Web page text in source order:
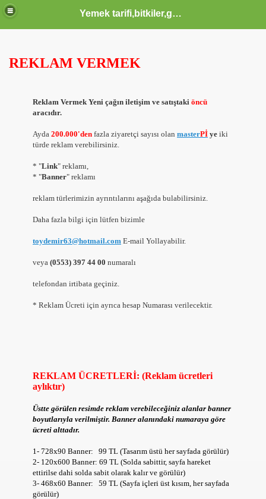
Yemek tarifi,bitkiler,güzellik sağlık,burçlar,sözler
REKLAM VERMEK
Reklam Vermek Yeni çağın iletişim ve satıştaki öncü
aracıdır.
Ayda 200.000'den fazla ziyaretçi sayısı olan masterPİ ye iki
türde reklam verebilirsiniz.
* "Link" reklamı,
* "Banner" reklamı
reklam türlerimizin ayrıntılarını aşağıda bulabilirsiniz.
Daha fazla bilgi için lütfen bizimle
toydemir63@hotmail.com E-mail Yollayabilir.
veya (0553) 397 44 00 numaralı
telefondan irtibata geçiniz.
* Reklam Ücreti için ayrıca hesap Numarası verilecektir.
REKLAM ÜCRETLERİ: (Reklam ücretleri
aylıktır)
Üstte görülen resimde reklam verebileceğiniz alanlar banner
boyutlarıyla verilmiştir. Banner alanındaki numaraya göre
ücreti alttadır.
1- 728x90 Banner: 99 TL (Tasarım üstü her sayfada görülür)
2- 120x600 Banner: 69 TL (Solda sabittir, sayfa hareket
ettirilse dahi solda sabit olarak kalır ve görülür)
3- 468x60 Banner: 59 TL (Sayfa içleri üst kısım, her sayfada
görülür)
HTML KODLARI CSS KODLARI MENUSU